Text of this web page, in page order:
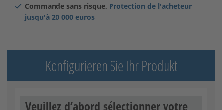
Commande sans risque, Protection de l'acheteur
jusqu'à 20 000 euros
Konfigurieren Sie Ihr Produkt
Veuillez d’abord sélectionner votre